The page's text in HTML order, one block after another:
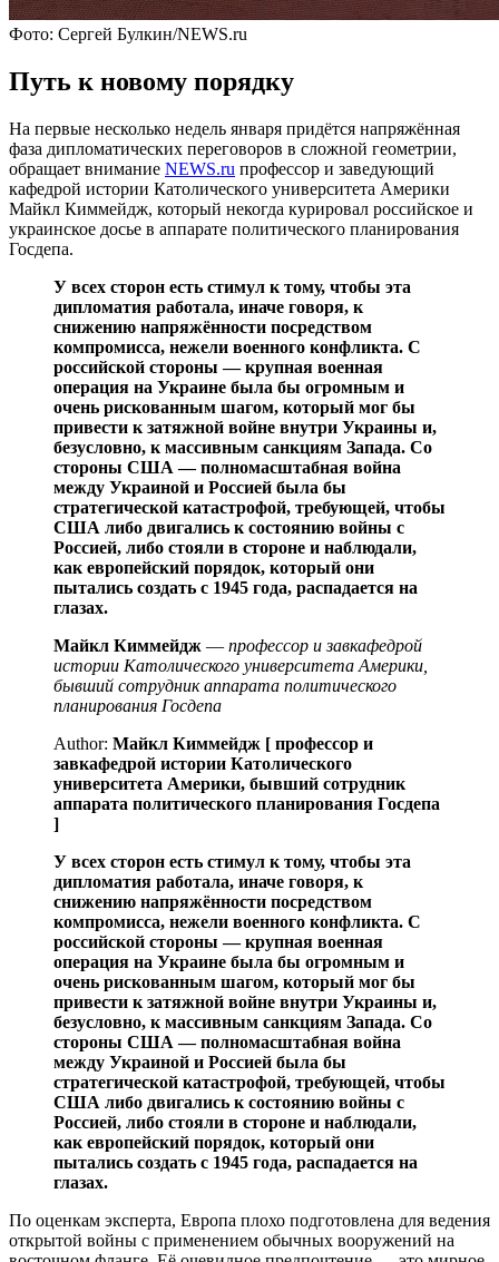
Фото: Сергей Булкин/NEWS.ru
Путь к новому порядку
На первые несколько недель января придётся напряжённая
фаза дипломатических переговоров в сложной геометрии,
обращает внимание NEWS.ru профессор и заведующий
кафедрой истории Католического университета Америки
Майкл Киммейдж, который некогда курировал российское и
украинское досье в аппарате политического планирования
Госдепа.
У всех сторон есть стимул к тому, чтобы эта
дипломатия работала, иначе говоря, к
снижению напряжённости посредством
компромисса, нежели военного конфликта. С
российской стороны — крупная военная
операция на Украине была бы огромным и
очень рискованным шагом, который мог бы
привести к затяжной войне внутри Украины и,
безусловно, к массивным санкциям Запада. Со
стороны США — полномасштабная война
между Украиной и Россией была бы
стратегической катастрофой, требующей, чтобы
США либо двигались к состоянию войны с
Россией, либо стояли в стороне и наблюдали,
как европейский порядок, который они
пытались создать с 1945 года, распадается на
глазах.
Майкл Киммейдж — профессор и завкафедрой
истории Католического университета Америки,
бывший сотрудник аппарата политического
планирования Госдепа
Author: Майкл Киммейдж [ профессор и
завкафедрой истории Католического
университета Америки, бывший сотрудник
аппарата политического планирования Госдепа
]
У всех сторон есть стимул к тому, чтобы эта
дипломатия работала, иначе говоря, к
снижению напряжённости посредством
компромисса, нежели военного конфликта. С
российской стороны — крупная военная
операция на Украине была бы огромным и
очень рискованным шагом, который мог бы
привести к затяжной войне внутри Украины и,
безусловно, к массивным санкциям Запада. Со
стороны США — полномасштабная война
между Украиной и Россией была бы
стратегической катастрофой, требующей, чтобы
США либо двигались к состоянию войны с
Россией, либо стояли в стороне и наблюдали,
как европейский порядок, который они
пытались создать с 1945 года, распадается на
глазах.
По оценкам эксперта, Европа плохо подготовлена ​​для ведения
открытой войны с применением обычных вооружений на